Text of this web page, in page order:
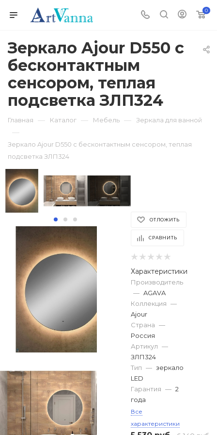
0
Зеркало Ajour D550 с
бесконтактным
сенсором, теплая
подсветка ЗЛП324
Главная — Каталог — Мебель — Зеркала для ванной
—
Зеркало Ajour D550 с бесконтактным сенсором, теплая
подсветка ЗЛП324
ОТЛОЖИТЬ
СРАВНИТЬ
Характеристики
Производитель
— AGAVA
Коллекция —
Ajour
Страна —
Россия
Артикул —
ЗЛП324
Тип — зеркало
LED
Гарантия — 2
года
Все
характеристики